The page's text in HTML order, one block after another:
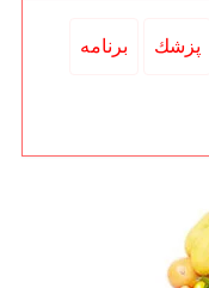
پزشك برنامه